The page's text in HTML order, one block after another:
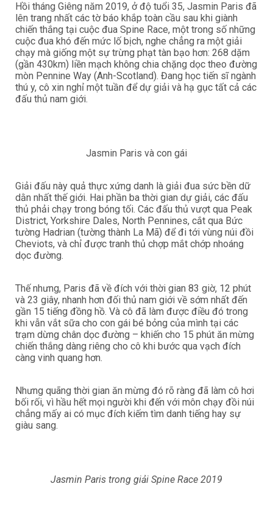
Hồi tháng Giêng năm 2019, ở độ tuổi 35, Jasmin Paris đã
lên trang nhất các tờ báo khắp toàn cầu sau khi giành
chiến thắng tại cuộc đua Spine Race, một trong số những
cuộc đua khó đến mức lố bịch, nghe chẳng ra một giải
chạy mà giống một sự trừng phạt tàn bạo hơn: 268 dặm
(gần 430km) liền mạch không chia chặng dọc theo đường
mòn Pennine Way (Anh-Scotland). Đang học tiến sĩ ngành
thú y, cô xin nghỉ một tuần để dự giải và hạ gục tất cả các
đấu thủ nam giới.
Jasmin Paris và con gái
Giải đấu này quả thực xứng danh là giải đua sức bền dữ
dằn nhất thế giới. Hai phần ba thời gian dự giải, các đấu
thủ phải chạy trong bóng tối. Các đấu thủ vượt qua Peak
District, Yorkshire Dales, North Pennines, cắt qua Bức
tường Hadrian (tường thành La Mã) để đi tới vùng núi đồi
Cheviots, và chỉ được tranh thủ chợp mắt chớp nhoáng
dọc đường.
Thế nhưng, Paris đã về đích với thời gian 83 giờ, 12 phút
và 23 giây, nhanh hơn đối thủ nam giới về sớm nhất đến
gần 15 tiếng đồng hồ. Và cô đã làm được điều đó trong
khi vẫn vắt sữa cho con gái bé bỏng của mình tại các
trạm dừng chân dọc đường – khiến cho 15 phút ăn mừng
chiến thắng dàng riêng cho cô khi bước qua vạch đích
càng vinh quang hơn.
Nhưng quãng thời gian ăn mừng đó rõ ràng đã làm cô hơi
bối rối, vì hầu hết mọi người khi đến với môn chạy đồi núi
chẳng mấy ai có mục đích kiếm tìm danh tiếng hay sự
giàu sang.
Jasmin Paris trong giải Spine Race 2019